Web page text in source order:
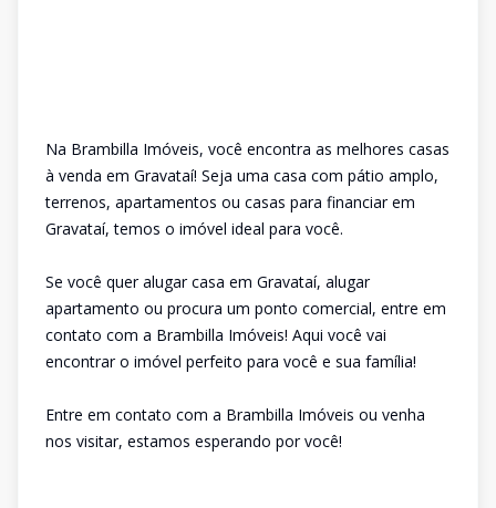
Na Brambilla Imóveis, você encontra as melhores casas
à venda em Gravataí! Seja uma casa com pátio amplo,
terrenos, apartamentos ou casas para financiar em
Gravataí, temos o imóvel ideal para você.
Se você quer alugar casa em Gravataí, alugar
apartamento ou procura um ponto comercial, entre em
contato com a Brambilla Imóveis! Aqui você vai
encontrar o imóvel perfeito para você e sua família!
Entre em contato com a Brambilla Imóveis ou venha
nos visitar, estamos esperando por você!